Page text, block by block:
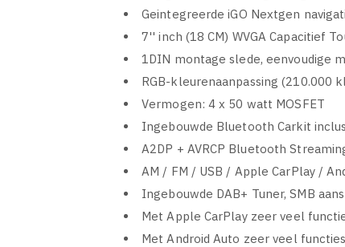
Geintegreerde iGO Nextgen
7'' inch (18 CM) WVGA Capacitief
1DIN montage slede, eenvoudige
RGB-kleurenaanpassing (210.000
Vermogen: 4 x 50 watt MOSFET
Ingebouwde Bluetooth Carkit
A2DP + AVRCP Bluetooth
AM / FM / USB / Apple CarPlay /
Ingebouwde DAB+ Tuner, SMB
Met Apple CarPlay zeer veel
Met Android Auto zeer veel